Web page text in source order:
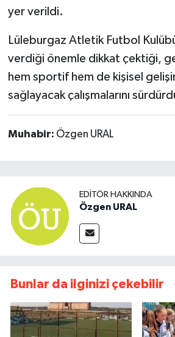
yer verildi.
Lüleburgaz Atletik Futbol
verdiği önemle dikkat çektiği,
hem sportif hem de kişisel
sağlayacak çalışmalarını
Muhabir: Özgen URAL
EDITÖR HAKKINDA
Özgen URAL
Bunlar da ilginizi çekebilir